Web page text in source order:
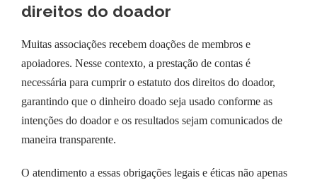
direitos do doador
Muitas associações recebem doações de membros e
apoiadores. Nesse contexto, a prestação de contas é
necessária para cumprir o estatuto dos direitos do doador,
garantindo que o dinheiro doado seja usado conforme as
intenções do doador e os resultados sejam comunicados de
maneira transparente.
O atendimento a essas obrigações legais e éticas não apenas